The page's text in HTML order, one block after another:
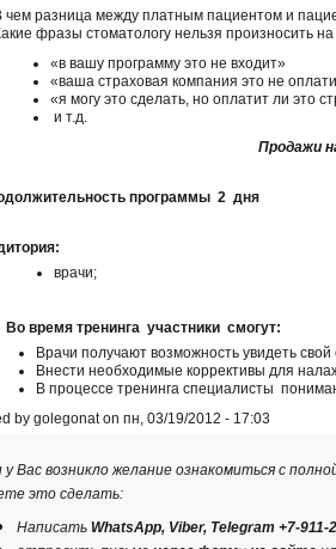
чем разница между платным пациентом и
фразы стоматологу нельзя произносить
«в вашу программу это не входит»
«ваша страховая компания это не
«я могу это сделать, но оплатит ли это
и т.д.
Продажи
программы 2 дня
врачи;
Во время тренинга участники смогут:
Врачи получают возможность увидеть
Внести необходимые коррективы для
В процессе тренинга специалисты
by golegonat on пн, 03/19/2012 - 17:03
у Вас возникло желание ознакомиться с
это сделать:
Написать WhatsApp, Viber, Telegram +7-